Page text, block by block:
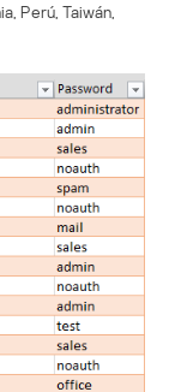
Perú, Taiwán,